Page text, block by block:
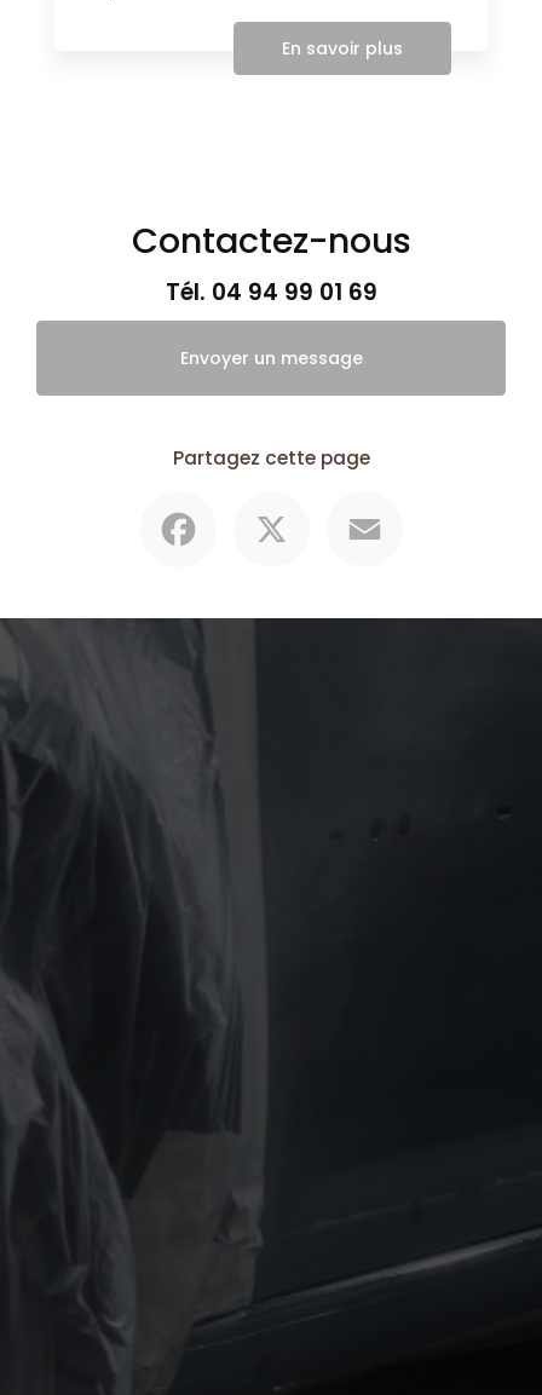
En savoir plus
Contactez-nous
Tél. 04 94 99 01 69
Envoyer un message
Partagez cette page